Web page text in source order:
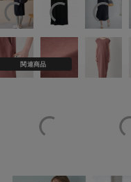
関連商品